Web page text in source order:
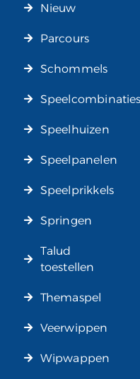
Nieuw
Parcours
Schommels
Speelcombinaties
Speelhuizen
Speelpanelen
Speelprikkels
Springen
Talud
toestellen
Themaspel
Veerwippen
Wipwappen